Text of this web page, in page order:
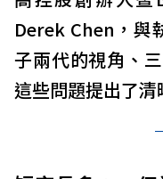
Derek Chen，與
子兩代的視角、
這些問題提出了清